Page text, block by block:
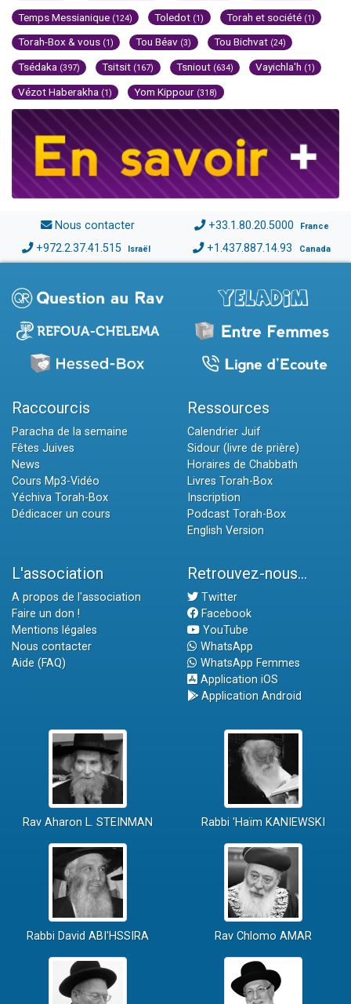
Temps Messianique (124) Toledot (1) Torah et société (1)
Torah-Box & vous (1) Tou Béav (3) Tou Bichvat (24)
Tsédaka (397) Tsitsit (167) Tsniout (634) Vayichla'h (1)
Vézot Haberakha (1) Yom Kippour (318)
Nous contacter +33.1.80.20.5000 France
+972.2.37.41.515 Israël +1.437.887.14.93 Canada
Raccourcis
Paracha de la semaine
Fêtes Juives
News
Cours Mp3-Vidéo
Yéchiva Torah-Box
Dédicacer un cours
Ressources
Calendrier Juif
Sidour (livre de prière)
Horaires de Chabbath
Livres Torah-Box
Inscription
Podcast Torah-Box
English Version
L'association
A propos de l'association
Faire un don !
Mentions légales
Nous contacter
Aide (FAQ)
Retrouvez-nous...
Twitter
Facebook
YouTube
WhatsApp
WhatsApp Femmes
Application iOS
Application Android
Rav Aharon L. STEINMAN Rabbi 'Haïm KANIEWSKI
Rabbi David ABI'HSSIRA Rav Chlomo AMAR